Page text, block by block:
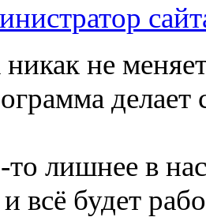
не
лишнее в
всё будет